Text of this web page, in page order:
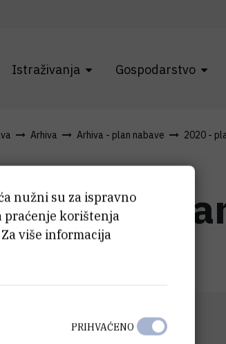
Istraživanja Gospodarstvo
Arhiva Arhiva - plan nabave 2020 -
(278,7 kB)
nužni su za ispravno
praćenje korištenja
više informacija
PRIHVAĆENO